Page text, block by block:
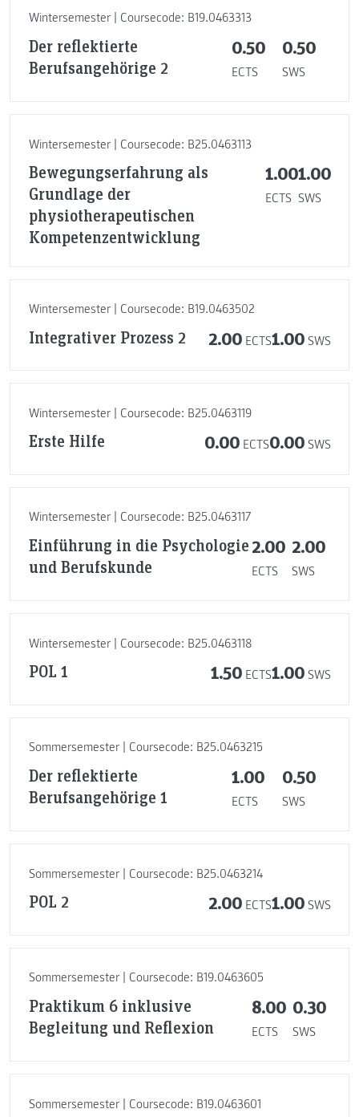
Wintersemester | Coursecode: B19.0463313
Der reflektierte
Berufsangehörige 2
0.50
ECTS
0.50
SWS
Wintersemester | Coursecode: B25.0463113
Bewegungserfahrung als
Grundlage der
physiotherapeutischen
Kompetenzentwicklung
1.00
ECTS
1.00
SWS
Wintersemester | Coursecode: B19.0463502
Integrativer Prozess 2 2.00 ECTS1.00 SWS
Wintersemester | Coursecode: B25.0463119
Erste Hilfe 0.00 ECTS0.00 SWS
Wintersemester | Coursecode: B25.0463117
Einführung in die Psychologie
und Berufskunde
2.00
ECTS
2.00
SWS
Wintersemester | Coursecode: B25.0463118
POL 1 1.50 ECTS1.00 SWS
Sommersemester | Coursecode: B25.0463215
Der reflektierte
Berufsangehörige 1
1.00
ECTS
0.50
SWS
Sommersemester | Coursecode: B25.0463214
POL 2 2.00 ECTS1.00 SWS
Sommersemester | Coursecode: B19.0463605
Praktikum 6 inklusive
Begleitung und Reflexion
8.00
ECTS
0.30
SWS
Sommersemester | Coursecode: B19.0463601